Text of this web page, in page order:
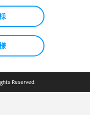
Reserved.